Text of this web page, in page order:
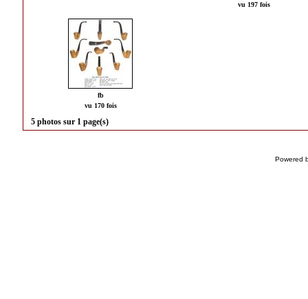
vu 197 fois
fb
vu 170 fois
5 photos sur 1 page(s)
Powered